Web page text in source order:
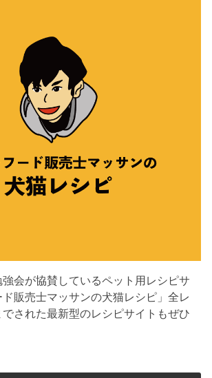
会が協賛しているペット用レシピサ
販売士マッサンの犬猫レシピ」全レ
された最新型のレシピサイトもぜひ